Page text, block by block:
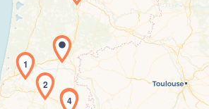
Chargement de la carte en cours...
1
2
3
4